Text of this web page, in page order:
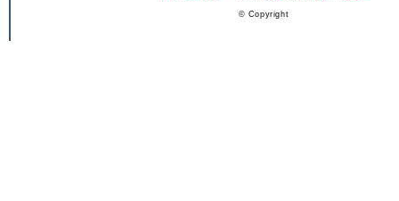
© Copyright